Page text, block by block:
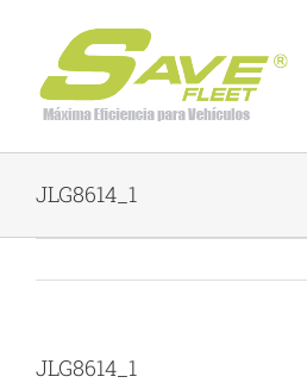
content
JLG8614_1
JLG8614_1